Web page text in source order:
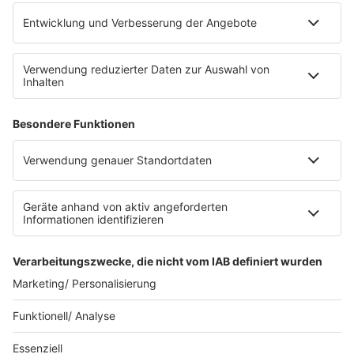
E-Bikes über eine Photovoltaikanlage auf dem …
Impressum
Datenschutzerklärung
Datenschutzeinstellungen
Radioplayer